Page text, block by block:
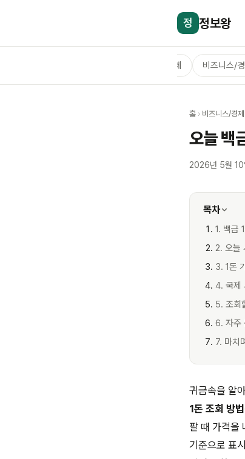
정 정보왕
전체 비즈니스/경
홈 › 비즈니스/경제
오늘 백
2026년 5월 10
목차
1. 백금
2. 오늘
3. 1돈
4. 국제
5. 조회
6. 자주
7. 마치
귀금속을 알
1돈 조회 방법
팔 때 가격을
기준으로 표